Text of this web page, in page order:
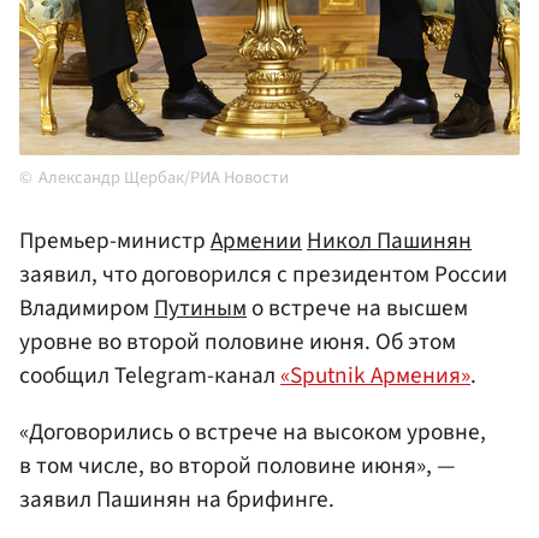
Александр Щербак/РИА Новости
Премьер-министрАрменииНикол Пашинян
заявил, что договорился с президентом России
ВладимиромПутинымо встрече на высшем
уровне во второй половине июня. Об этом
сообщил Telegram-канал«Sputnik Армения».
«Договорились о встрече на высоком уровне,
в том числе, во второй половине июня», —
заявил Пашинян на брифинге.